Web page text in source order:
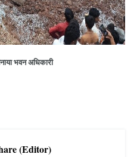
भवन अधिकारी
(Editor)